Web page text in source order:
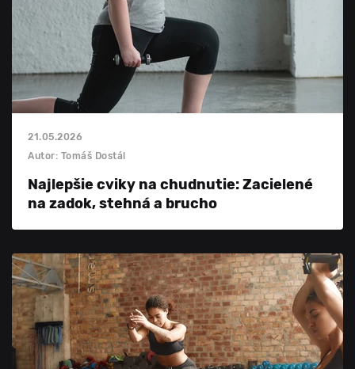
21.05.2026
Autor: Tomáš Dostál
Najlepšie cviky na chudnutie: Zacielené
na zadok, stehná a brucho